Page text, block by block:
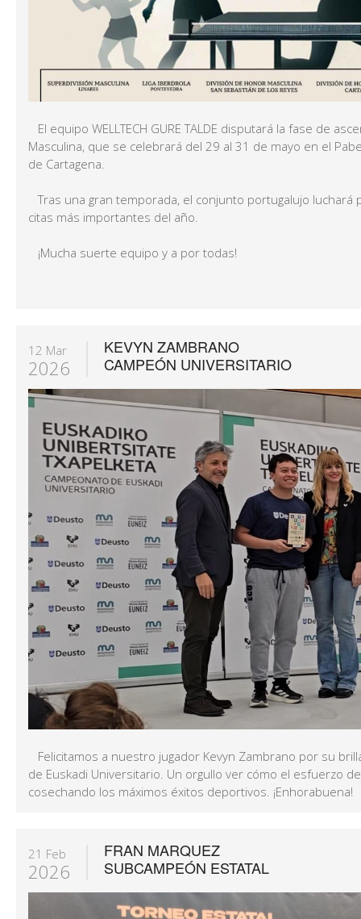
El equipo WELLTECH GURE TALDE disputará la fase de
Masculina, que se celebrará del 29 al 31 de mayo en el
de Cartagena.
Tras una gran temporada, el conjunto portugalujo luchará
citas más importantes del año.
¡Mucha suerte equipo y a por todas!
12 Mar
2026
KEVYN ZAMBRANO
CAMPEÓN UNIVERSITARIO
Felicitamos a nuestro jugador Kevyn Zambrano por su
de Euskadi Universitario. Un orgullo ver cómo el esfuerzo
cosechando los máximos éxitos deportivos. ¡Enhorabuena!
21 Feb
2026
FRAN MARQUEZ
SUBCAMPEÓN ESTATAL